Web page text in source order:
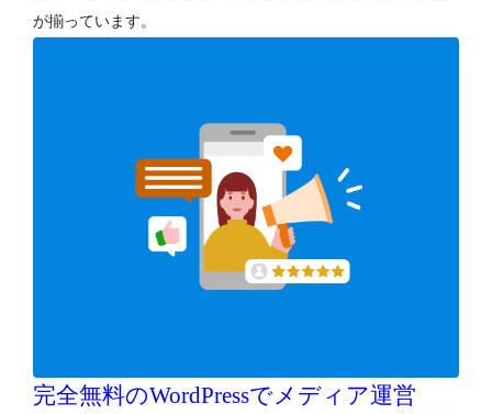
が揃っています。
完全無料のWordPressでメディア運営